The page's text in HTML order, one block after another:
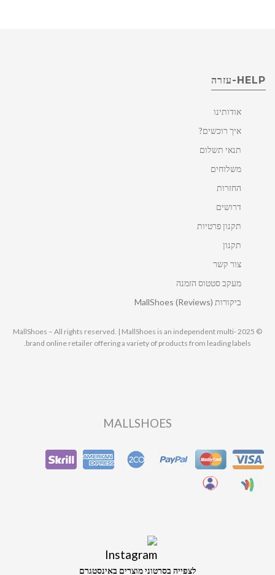
HELP-עזרה
אודותינו
איך רוכשים?
תנאי תשלום
משלוחים
החזרות
דרושים
תקנון פרטיות
תקנון
צור קשר
מעקב סטטוס הזמנה
ביקורות MallShoes (Reviews)
© 2025 MallShoes – All rights reserved. | MallShoes is an independent multi-
brand online retailer offering a variety of products from leading labels.
MALLSHOES
לצפייה בסרטוני מוצרים באינסטגרם